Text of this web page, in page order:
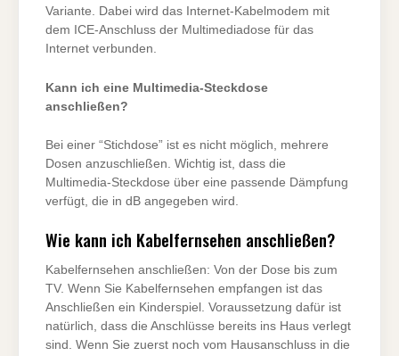
Variante. Dabei wird das Internet-Kabelmodem mit
dem ICE-Anschluss der Multimediadose für das
Internet verbunden.
Kann ich eine Multimedia-Steckdose
anschließen?
Bei einer “Stichdose” ist es nicht möglich, mehrere
Dosen anzuschließen. Wichtig ist, dass die
Multimedia-Steckdose über eine passende Dämpfung
verfügt, die in dB angegeben wird.
Wie kann ich Kabelfernsehen anschließen?
Kabelfernsehen anschließen: Von der Dose bis zum
TV. Wenn Sie Kabelfernsehen empfangen ist das
Anschließen ein Kinderspiel. Voraussetzung dafür ist
natürlich, dass die Anschlüsse bereits ins Haus verlegt
sind. Wenn Sie zuerst noch vom Hausanschluss in die